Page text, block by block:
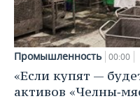
Промышленность 00:00
«Если купят —
активов